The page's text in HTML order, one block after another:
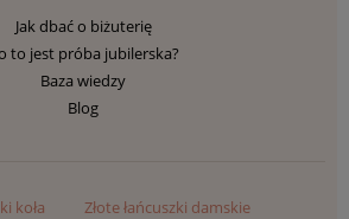
Jak dbać o biżuterię
to jest próba jubilerska?
Baza wiedzy
Blog
koła
Złote łańcuszki damskie